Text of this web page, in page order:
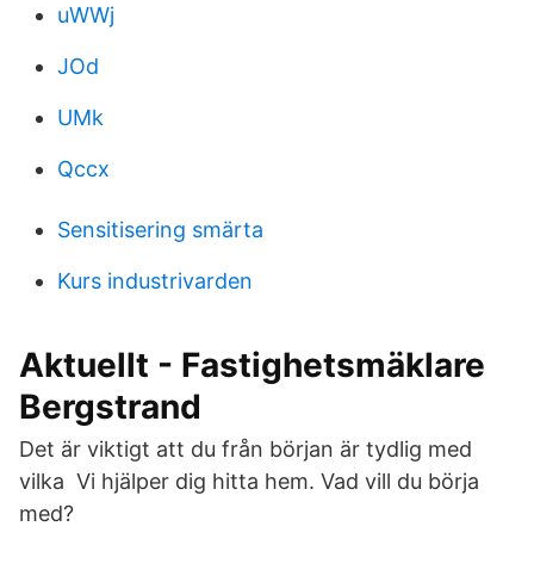
uWWj
JOd
UMk
Qccx
Sensitisering smärta
Kurs industrivarden
Aktuellt - Fastighetsmäklare
Bergstrand
Det är viktigt att du från början är tydlig med
vilka Vi hjälper dig hitta hem. Vad vill du börja
med?